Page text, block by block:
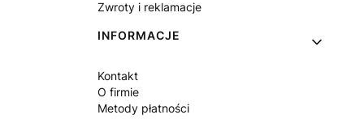
Zwroty i reklamacje
INFORMACJE
Kontakt
O firmie
Metody płatności